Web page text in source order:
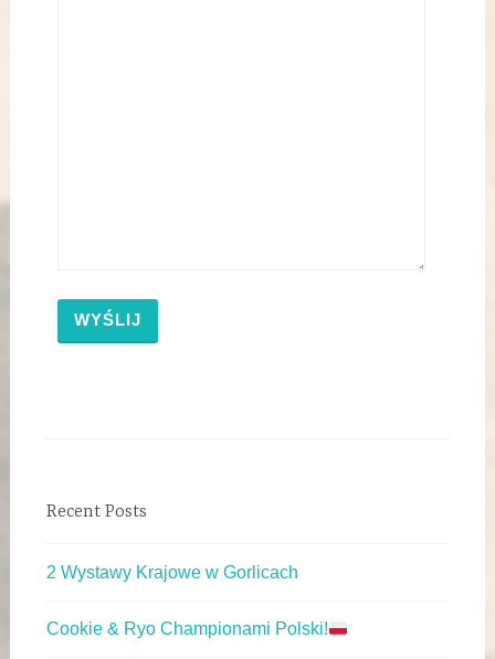
Recent Posts
2 Wystawy Krajowe w Gorlicach
Cookie & Ryo Championami Polski!